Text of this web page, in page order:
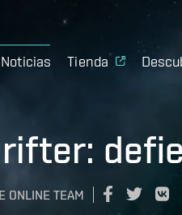
Noticias Tienda
ONLINE TEAM